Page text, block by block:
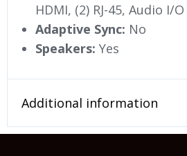
HDMI, (2) RJ-45, Audio I/O
Adaptive Sync: No
Speakers: Yes
Additional information